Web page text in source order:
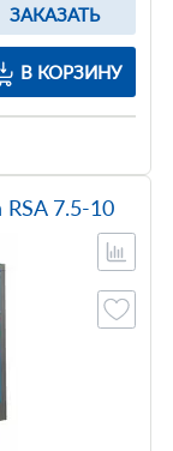
ЗАКАЗАТЬ
В КОРЗИНУ
7.5-10